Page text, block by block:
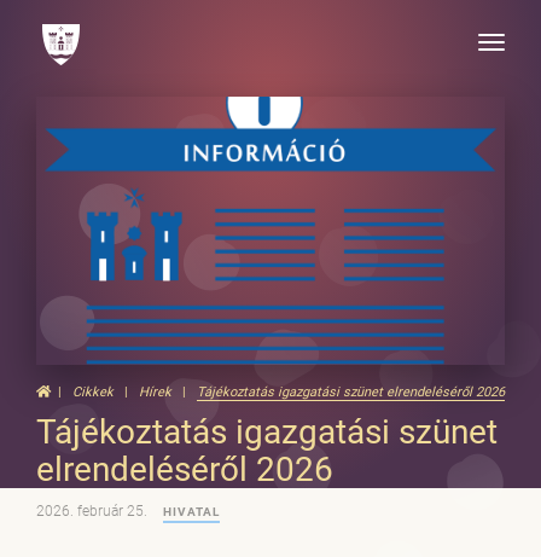
Toggle
Cikkek Hírek Tájékoztatás igazgatási szünet elrendeléséről 2026
Tájékoztatás igazgatási szünet
elrendeléséről 2026
2026. február 25. HIVATAL